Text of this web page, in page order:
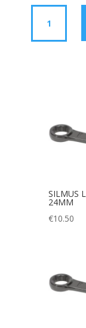
KANT
SILMUS-
SILMUS
24MM
€10.50